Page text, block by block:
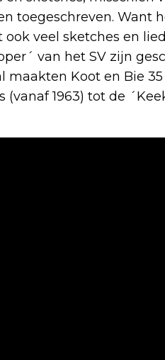
toegeschreven. Want
veel sketches en
van het SV zijn
maakten Koot en Bie
1963) tot de